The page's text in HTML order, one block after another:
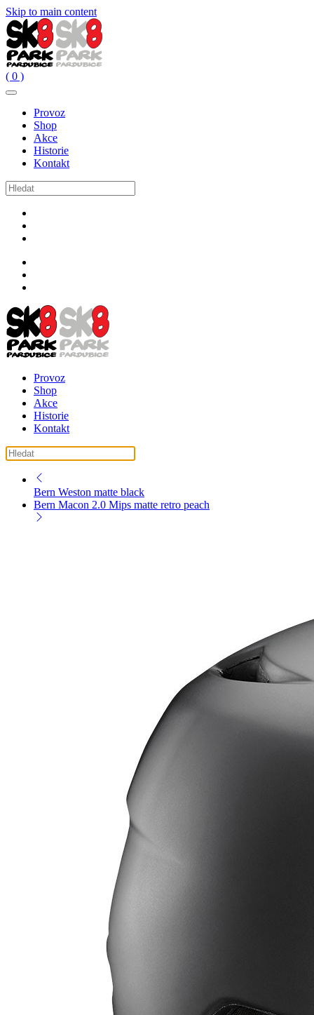
Skip to main content
( 0 )
Provoz
Shop
Akce
Historie
Kontakt
Provoz
Shop
Akce
Historie
Kontakt
Bern Weston matte black
Bern Macon 2.0 Mips matte retro peach